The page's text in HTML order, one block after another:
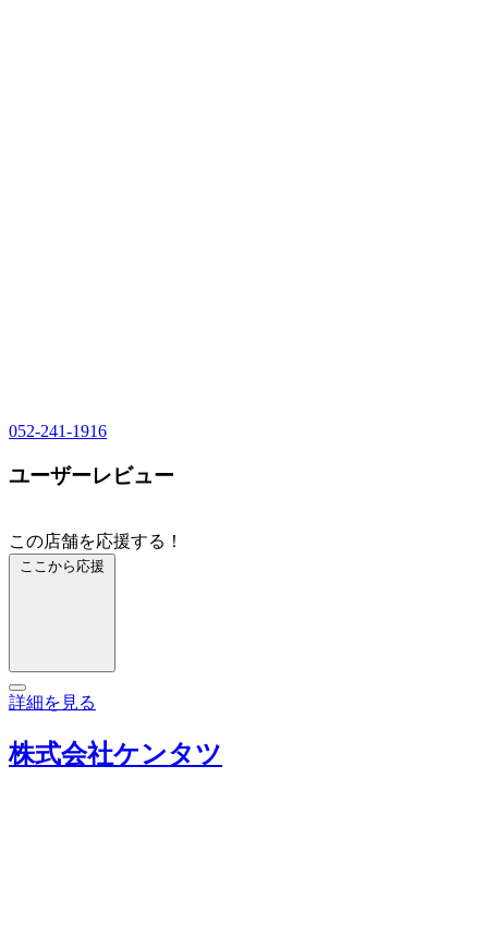
052-241-1916
ユーザーレビュー
この店舗を応援する！
ここから応援
詳細を見る
株式会社ケンタツ